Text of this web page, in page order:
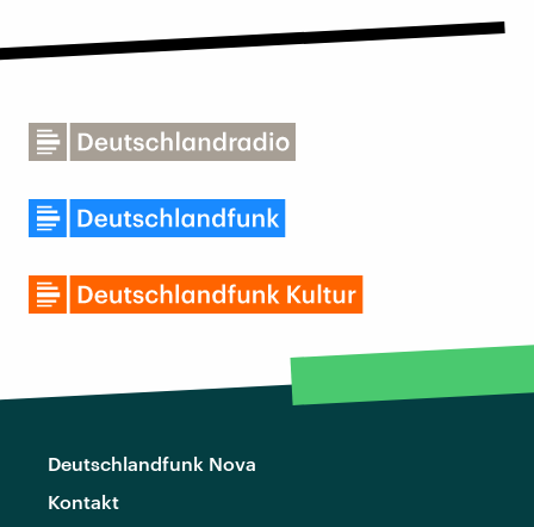
Deutschlandfunk Nova
Kontakt